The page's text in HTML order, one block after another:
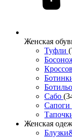
Женcкая
Туфли
Сабо
Сапоги
Женская